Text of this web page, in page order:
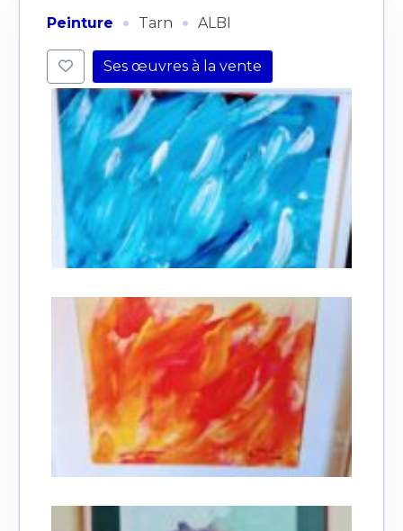
Peinture · Tarn · ALBI
Ses œuvres à la vente